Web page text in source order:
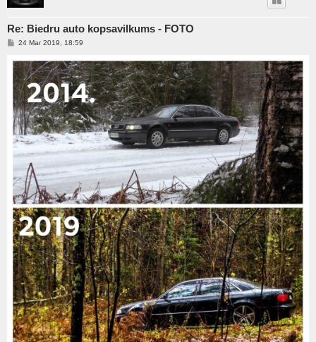
Re: Biedru auto kopsavilkums - FOTO
P
t
24 Mar 2019, 18:59